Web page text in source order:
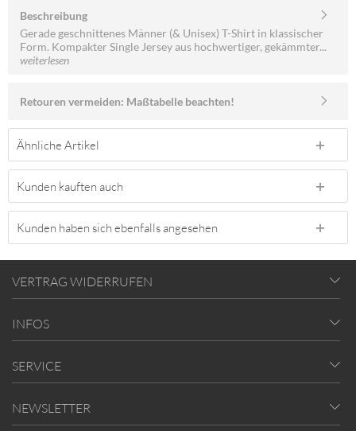
Beschreibung
Gerade geschnittenes Männer (& Unisex) T-Shirt in klassischer
Form. Kompakter Single Jersey aus hochwertiger, gekämmter...
weiterlesen
Retouren vermeiden: Maßtabelle beachten!
Ähnliche Artikel
Kunden kauften auch
Kunden haben sich ebenfalls angesehen
VERTRAG WIDERRUFEN
INFOS
SERVICE
NEWSLETTER